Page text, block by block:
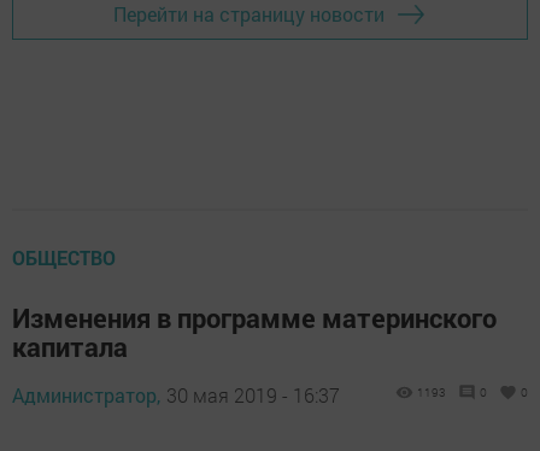
Перейти на страницу новости
ОБЩЕСТВО
Изменения в программе материнского
капитала
Администратор, 30 мая 2019 - 16:37 1193 0 0